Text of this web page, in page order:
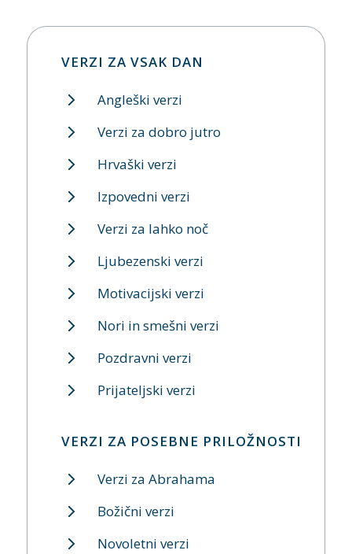
VERZI ZA VSAK DAN
Angleški verzi
Verzi za dobro jutro
Hrvaški verzi
Izpovedni verzi
Verzi za lahko noč
Ljubezenski verzi
Motivacijski verzi
Nori in smešni verzi
Pozdravni verzi
Prijateljski verzi
VERZI ZA POSEBNE PRILOŽNOSTI
Verzi za Abrahama
Božični verzi
Novoletni verzi